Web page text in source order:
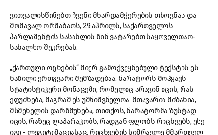
ვითვალისწინებთ ჩვენი მხარდამჭერების თხოვნას და
მომავალ ორშაბათს, 29 აპრილს, საქართველოს
პარლამენტის სასახლის წინ ვატარებთ საყოველთაო-
სახალხო შეკრებას.
„ქართული ოცნების“ მიერ გამოქვეყნებული ტექსტის ეს
ნაწილი ერთგვარი შემზადებაა. ნარატორს მოჰყავს
სტატისტიკური მონაცემი, რომელიც არავინ იცის, რას
ეფუძნება, მაგრამ ეს უმნიშვნელოა. მთავარია მიზანია,
მსმენელის დარწმუნება, თითქოს, ნარატორმა ზუსტად
იცის, რაზეც ლაპარაკობს, რადგან ფლობს რიცხვებს, ესე
იგი - ლეგიტიმაციასაც. რიცხვების სიმრავლე მმართველ